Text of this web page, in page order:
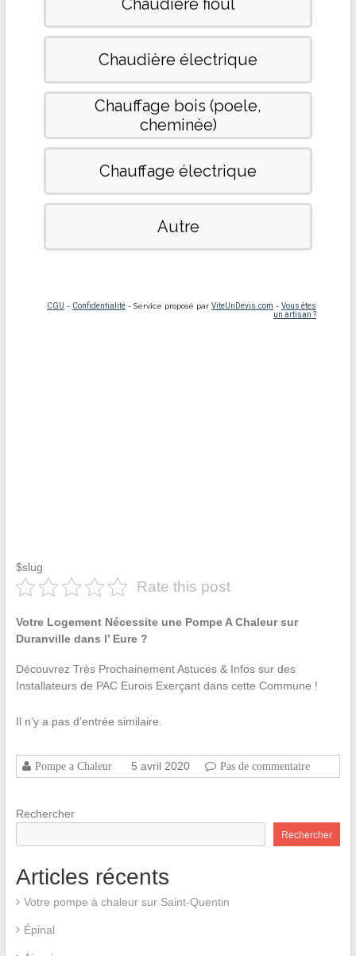
$slug
Rate this post
Votre Logement Nécessite une Pompe A Chaleur sur
Duranville dans l’ Eure ?
Découvrez Très Prochainement Astuces & Infos sur des
Installateurs de PAC Eurois Exerçant dans cette Commune !
Il n’y a pas d’entrée similaire.
Pompe a Chaleur 5 avril 2020 Pas de commentaire
Rechercher
Rechercher
Articles récents
Votre pompe à chaleur sur Saint-Quentin
Épinal